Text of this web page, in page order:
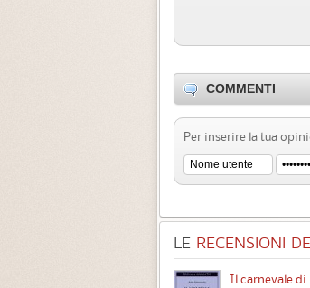
COMMENTI
Per inserire la tua
LE RECENSIONI
Il carnevale di